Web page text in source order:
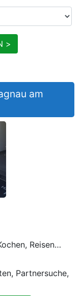
JETZT HIER FINDEN >
am
Reisen…
Partnersuche,